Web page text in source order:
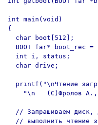
int main(void)
{
  char boot[512];
BOOT far* boot_rec =
  int i, status;
  char drive;
printf("\nЧтение
"\n   (C)Фролов
// Запрашиваем диск,
// выполнить чтение